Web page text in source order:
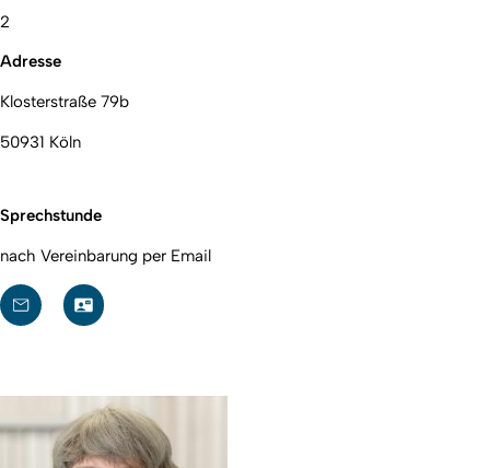
2
Adresse
Klosterstraße 79b
50931 Köln
Sprechstunde
nach Vereinbarung per Email